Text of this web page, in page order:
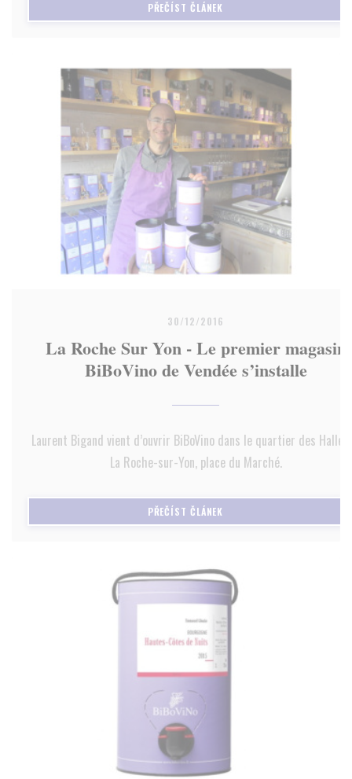
PŘEČÍST ČLÁNEK
30/12/2016
La Roche Sur Yon - Le premier magasin
BiBoVino de Vendée s’installe
Laurent Bigand vient d’ouvrir BiBoVino dans le quartier des
La Roche-sur-Yon, place du Marché.
PŘEČÍST ČLÁNEK